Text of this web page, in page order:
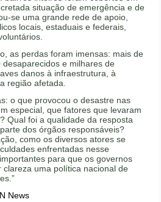
situação de emergência e de
se uma grande rede de apoio,
locais, estaduais e federais,
as perdas foram imensas: mais de
e milhares de
danos à infraestrutura, à
região afetada.
o que provocou o desastre nas
especial, que fatores que levaram
Qual foi a qualidade da resposta
dos órgãos responsáveis?
como os diversos atores se
enfrentadas nesse
para que os governos
clareza uma política nacional de
News